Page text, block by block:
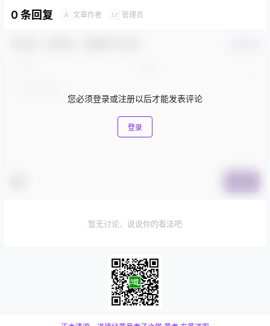
0 条回复 A 文章作者 M 管理员
您必须登录或注册以后才能发表评论
登录
暂无讨论，说说你的看法吧